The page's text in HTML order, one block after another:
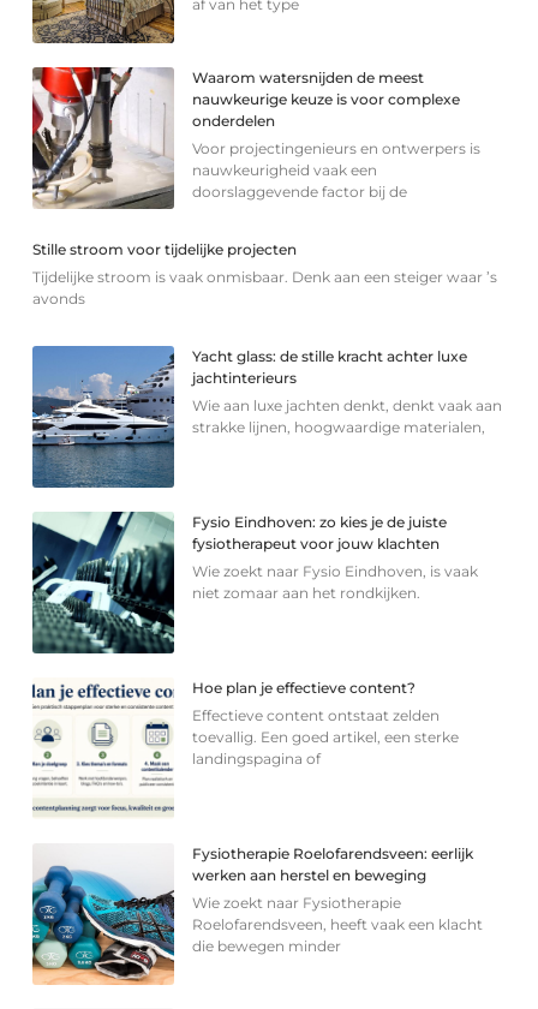
af van het type
Waarom watersnijden de meest
nauwkeurige keuze is voor complexe
onderdelen
Voor projectingenieurs en ontwerpers is
nauwkeurigheid vaak een
doorslaggevende factor bij de
Stille stroom voor tijdelijke projecten
Tijdelijke stroom is vaak onmisbaar. Denk aan een steiger waar ’s
avonds
Yacht glass: de stille kracht achter luxe
jachtinterieurs
Wie aan luxe jachten denkt, denkt vaak aan
strakke lijnen, hoogwaardige materialen,
Fysio Eindhoven: zo kies je de juiste
fysiotherapeut voor jouw klachten
Wie zoekt naar Fysio Eindhoven, is vaak
niet zomaar aan het rondkijken.
Hoe plan je effectieve content?
Effectieve content ontstaat zelden
toevallig. Een goed artikel, een sterke
landingspagina of
Fysiotherapie Roelofarendsveen: eerlijk
werken aan herstel en beweging
Wie zoekt naar Fysiotherapie
Roelofarendsveen, heeft vaak een klacht
die bewegen minder